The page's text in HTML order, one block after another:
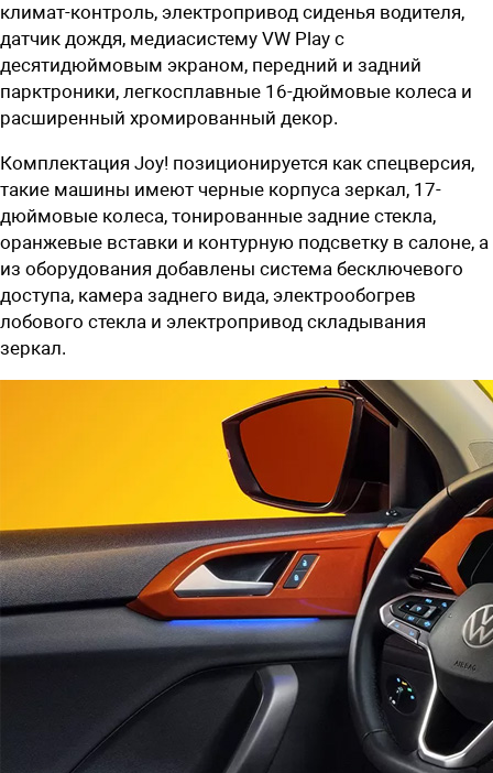
климат-контроль, электропривод сиденья водителя,
датчик дождя, медиасистему VW Play с
десятидюймовым экраном, передний и задний
парктроники, легкосплавные 16-дюймовые колеса и
расширенный хромированный декор.
Комплектация Joy! позиционируется как спецверсия,
такие машины имеют черные корпуса зеркал, 17-
дюймовые колеса, тонированные задние стекла,
оранжевые вставки и контурную подсветку в салоне, а
из оборудования добавлены система бесключевого
доступа, камера заднего вида, электрообогрев
лобового стекла и электропривод складывания
зеркал.